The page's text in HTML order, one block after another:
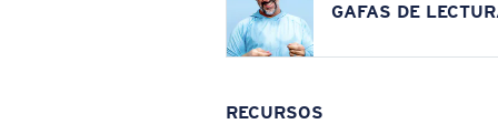
GAFAS DE
RECURSOS